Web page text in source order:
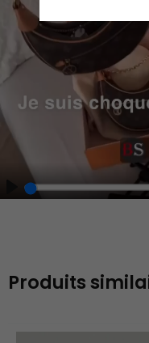
Play
Play
Produits